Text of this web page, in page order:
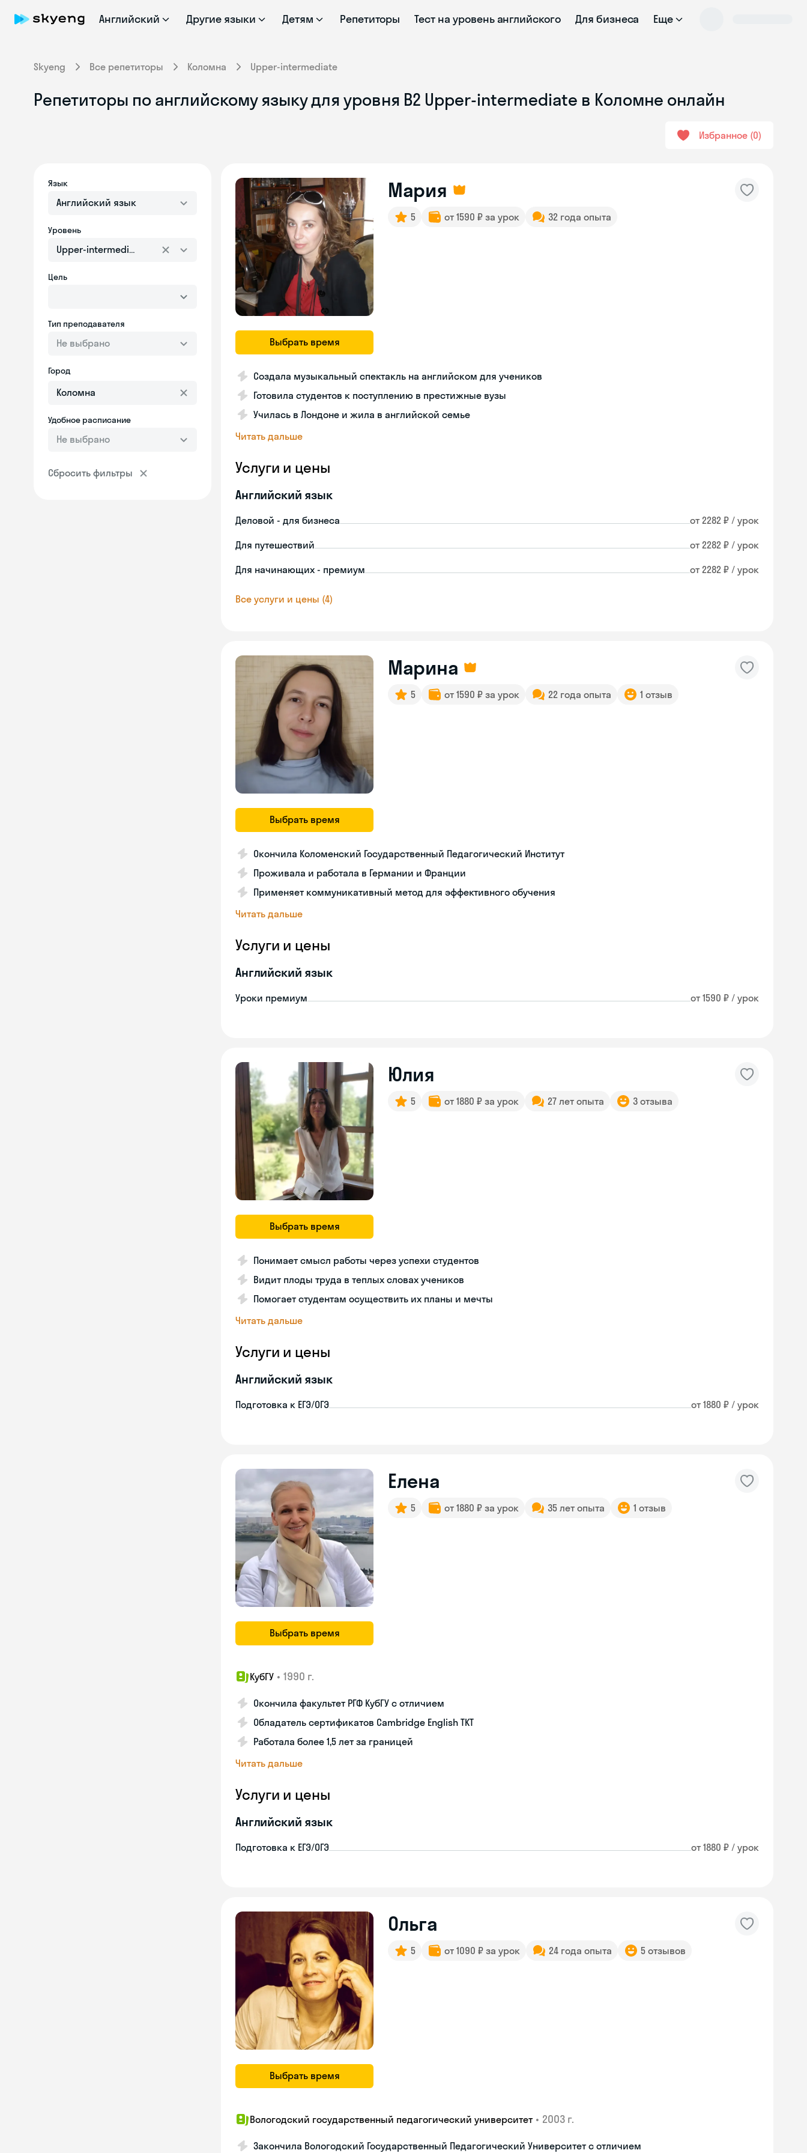
Английский Другие языки Детям Репетиторы Тест на уровень английского Для бизнеса Еще
Skyeng Все репетиторы Коломна Upper-intermediate
Репетиторы по английскому языку для уровня B2 Upper-intermediate в Коломне онлайн
Избранное 0
Язык
Английский язык
Уровень
Upper-intermediate
Цель
Тип преподавателя
Не выбрано
Город
Удобное расписание
Не выбрано
Сбросить фильтры
Выбрать время
Мария
5 от 1590 ₽ за урок 32 года опыта
Создала музыкальный спектакль на английском для учеников
Готовила студентов к поступлению в престижные вузы
Училась в Лондоне и жила в английской семье
Читать дальше
Услуги и цены
Английский язык
Деловой - для бизнеса от 2282 ₽ / урок
Для путешествий от 2282 ₽ / урок
Для начинающих - премиум от 2282 ₽ / урок
Все услуги и цены (4)
Выбрать время
Марина
5 от 1590 ₽ за урок 22 года опыта 1 отзыв
Окончила Коломенский Государственный Педагогический Институт
Проживала и работала в Германии и Франции
Применяет коммуникативный метод для эффективного обучения
Читать дальше
Услуги и цены
Английский язык
Уроки премиум от 1590 ₽ / урок
Выбрать время
Юлия
5 от 1880 ₽ за урок 27 лет опыта 3 отзыва
Понимает смысл работы через успехи студентов
Видит плоды труда в теплых словах учеников
Помогает студентам осуществить их планы и мечты
Читать дальше
Услуги и цены
Английский язык
Подготовка к ЕГЭ/ОГЭ от 1880 ₽ / урок
Выбрать время
Елена
5 от 1880 ₽ за урок 35 лет опыта 1 отзыв
КубГУ • 1990 г.
Окончила факультет РГФ КубГУ с отличием
Обладатель сертификатов Cambridge English TKT
Работала более 1,5 лет за границей
Читать дальше
Услуги и цены
Английский язык
Подготовка к ЕГЭ/ОГЭ от 1880 ₽ / урок
Выбрать время
Ольга
5 от 1090 ₽ за урок 24 года опыта 5 отзывов
Вологодский государственный педагогический университет • 2003 г.
Закончила Вологодский Государственный Педагогический Университет с отличием
online